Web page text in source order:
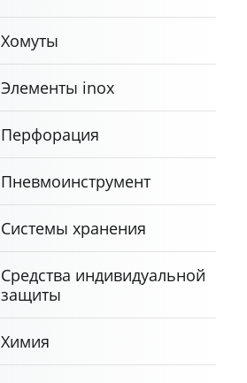
Хомуты
Элементы inox
Перфорация
Пневмоинструмент
Системы хранения
Средства индивидуальной
защиты
Химия